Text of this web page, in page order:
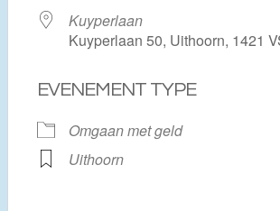
Kuyperlaan
Kuyperlaan 50, Uithoorn, 1421
EVENEMENT TYPE
Omgaan met geld
Uithoorn